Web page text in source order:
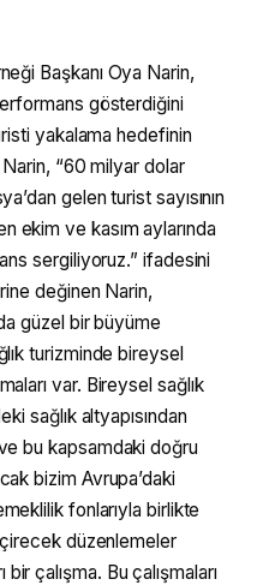
Başkanı Oya Narin,
gösterdiğini
yakalama hedefinin
“60 milyar dolar
gelen turist sayısının
ekim ve kasım aylarında
sergiliyoruz.” ifadesini
değinen Narin,
güzel bir büyüme
turizminde bireysel
var. Bireysel sağlık
sağlık altyapısından
bu kapsamdaki doğru
bizim Avrupa’daki
fonlarıyla birlikte
düzenlemeler
çalışma. Bu çalışmaları